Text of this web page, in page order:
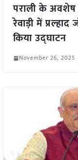
पराली के अवशेष
रेवाड़ी में
किया उद्घाटन
November 26, 2025